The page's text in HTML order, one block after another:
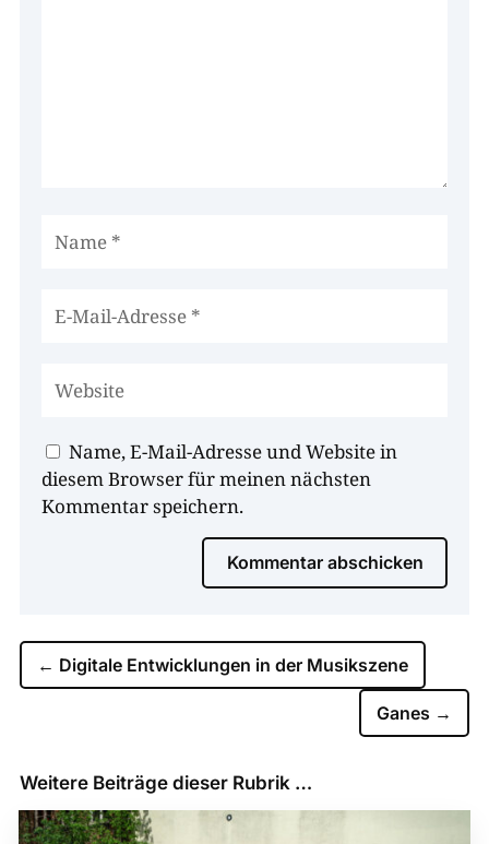
Name, E-Mail-Adresse und Website in
diesem Browser für meinen nächsten
Kommentar speichern.
Kommentar abschicken
← Digitale Entwicklungen in der Musikszene
Ganes →
Weitere Beiträge dieser Rubrik …